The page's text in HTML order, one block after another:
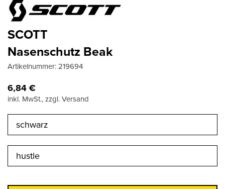
SCOTT
Nasenschutz Beak
Artikelnummer:219694
6,84€
inkl. MwSt., zzgl. Versand
schwarz
hustle